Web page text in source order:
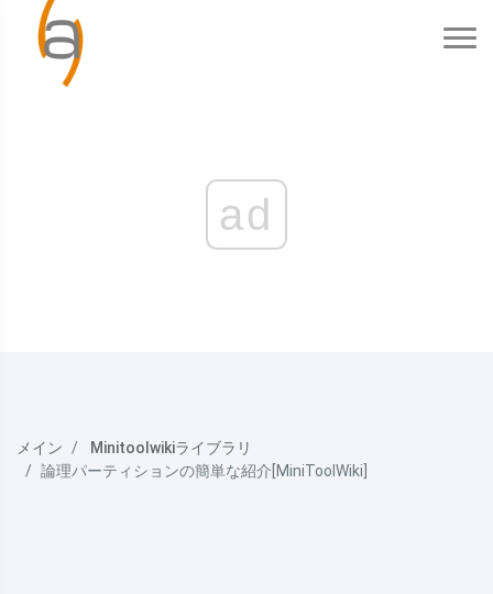
ad
メイン
Minitoolwikiライブラリ
論理パーティションの簡単な紹介[MiniToolWiki]